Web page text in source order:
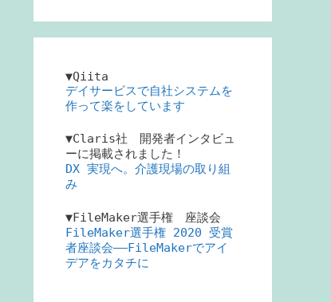
▼Qiita
デイサービスで自社システムを
作って楽をしています
▼Claris社 開発者インタビュ
ーに掲載されました！
DX 実現へ。介護現場の取り組
み
▼FileMaker選手権 座談会
FileMaker選手権 2020 受賞
者座談会――FileMakerでアイ
デアをカタチに